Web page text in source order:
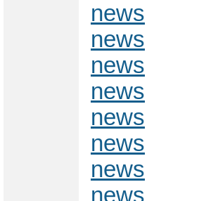
news
news
news
news
news
news
news
news